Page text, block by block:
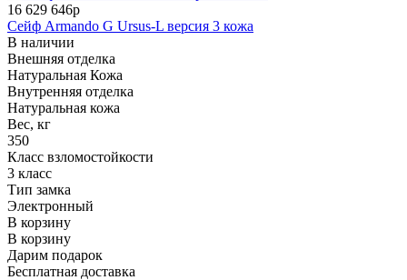
16 629 646р
Сейф Armando G Ursus-L версия 3 кожа
В наличии
Внешняя отделка
Натуральная Кожа
Внутренняя отделка
Натуральная кожа
Вес, кг
350
Класс взломостойкости
3 класс
Тип замка
Электронный
В корзину
В корзину
Дарим подарок
Бесплатная доставка